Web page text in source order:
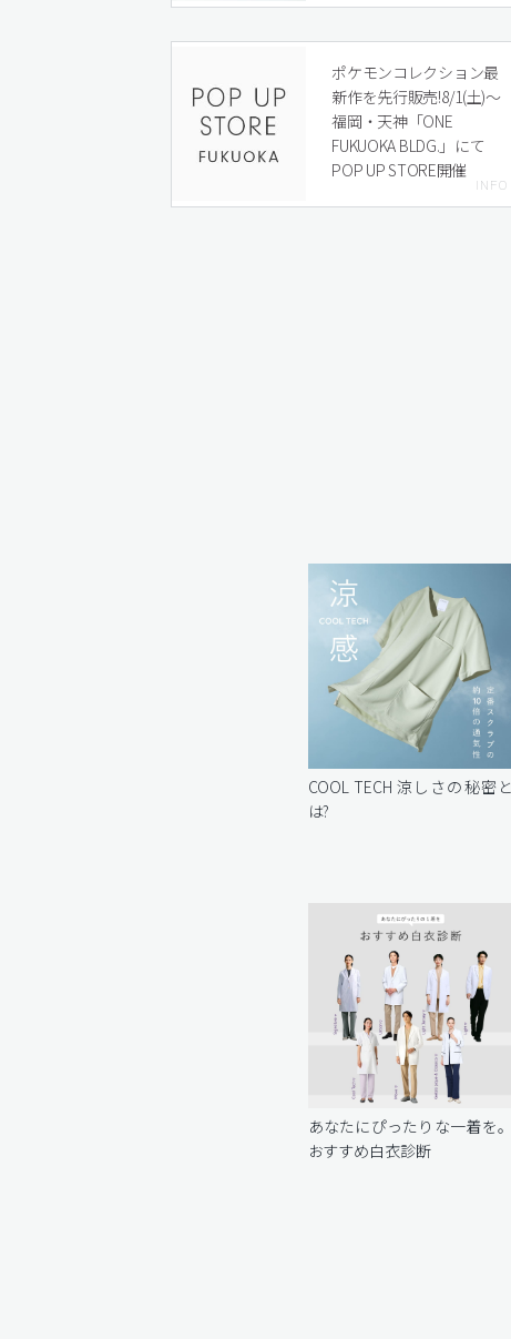
ポケモンコレクション最
新作を先行販売!8/1(土)〜
福岡・天神「ONE
FUKUOKA BLDG.」にて
POP UP STORE開催
COOL TECH 涼しさの秘密と
は?
あなたにぴったりな一着を。
おすすめ白衣診断